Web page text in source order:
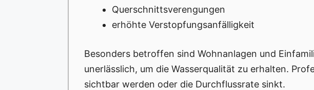
Querschnittsverengungen
erhöhte Verstopfungsanfälligkeit
Besonders betroffen sind Wohnanlagen und
unerlässlich, um die Wasserqualität zu erhalten.
sichtbar werden oder die Durchflussrate sinkt.